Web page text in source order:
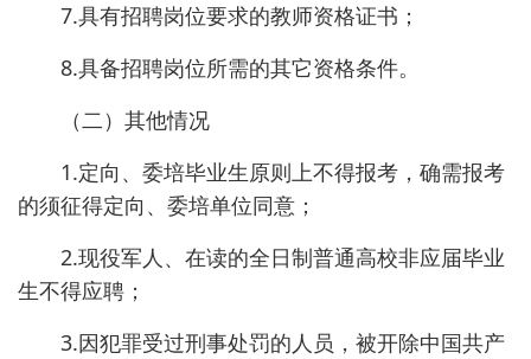
7.具有招聘岗位要求的教师资格证书；
8.具备招聘岗位所需的其它资格条件。
（二）其他情况
1.定向、委培毕业生原则上不得报考，确需报考
的须征得定向、委培单位同意；
2.现役军人、在读的全日制普通高校非应届毕业
生不得应聘；
3.因犯罪受过刑事处罚的人员，被开除中国共产